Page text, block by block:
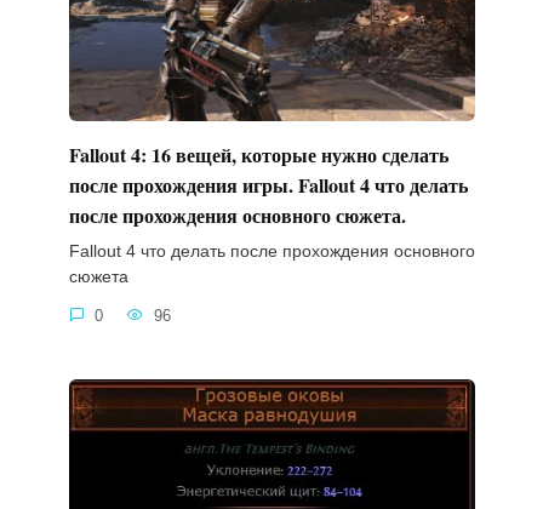
Fallout 4: 16 вещей, которые нужно сделать
после прохождения игры. Fallout 4 что делать
после прохождения основного сюжета.
Fallout 4 что делать после прохождения основного
сюжета
0 96